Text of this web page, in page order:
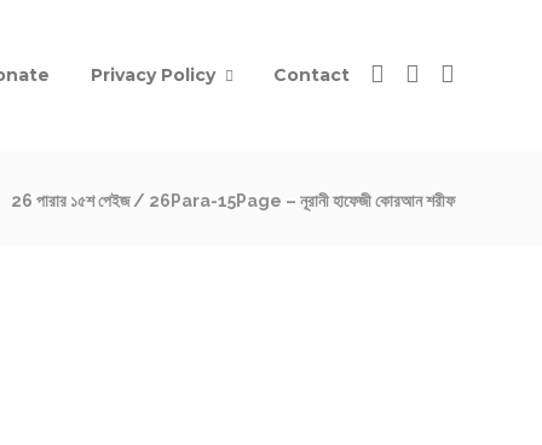
Privacy Policy Contact
26 পারার ১৫শ পেইজ / 26Para-15Page – নূরানী হাফেজী কোরআন শরীফ